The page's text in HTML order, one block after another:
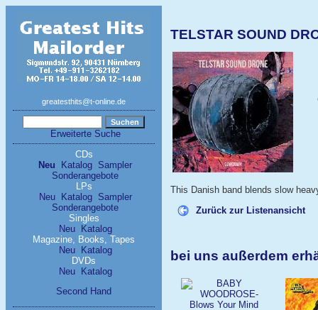
greatesthits@t-online.de
Erweiterte Suche
CDs
Neu
Katalog Sampler
Sonderangebote
LPs
Neu
Katalog
Sampler
Sonderangebote
Singles
Neu
Katalog
Magazine, Books, Tapes
Neu
Katalog
DVDs
Neu
Katalog
Second Hand
TELSTAR SOUND
This Danish band blends slow
Zurück zur Listenansicht
bei uns außerdem